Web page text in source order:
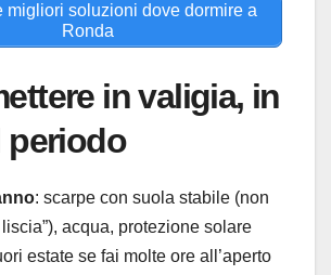
migliori soluzioni dove dormire a
Ronda
in valigia, in
periodo
: scarpe con suola stabile (non
liscia”), acqua, protezione solare
estate se fai molte ore all’aperto